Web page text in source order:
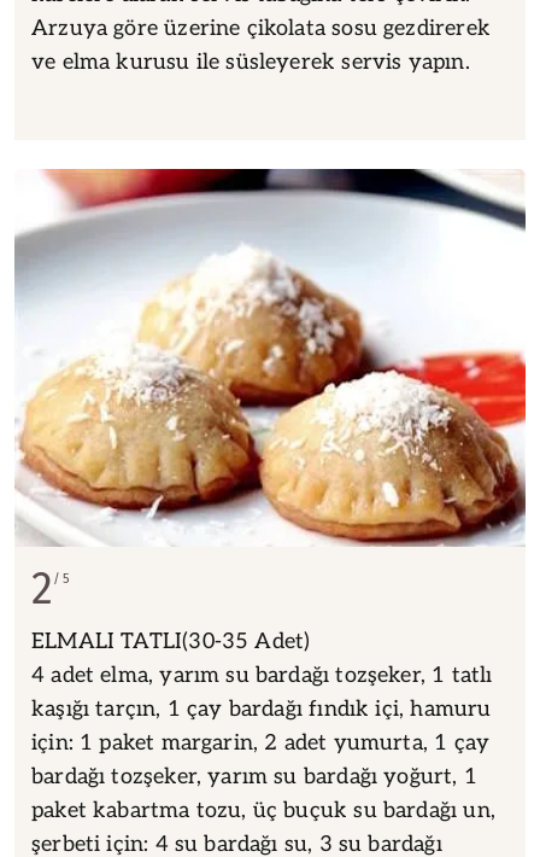
Arzuya göre üzerine çikolata sosu gezdirerek
ve elma kurusu ile süsleyerek servis yapın.
2 5
ELMALI TATLI(30-35 Adet)
4 adet elma, yarım su bardağı tozşeker, 1 tatlı
kaşığı tarçın, 1 çay bardağı fındık içi, hamuru
için: 1 paket margarin, 2 adet yumurta, 1 çay
bardağı tozşeker, yarım su bardağı yoğurt, 1
paket kabartma tozu, üç buçuk su bardağı un,
şerbeti için: 4 su bardağı su, 3 su bardağı